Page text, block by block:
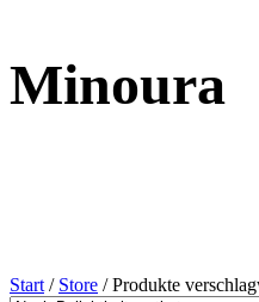
Minoura
Start / Store / Produkte